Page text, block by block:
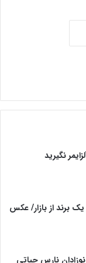
نگیرید
برند از بازار/ عکس
نوزادان نارس حیاتی